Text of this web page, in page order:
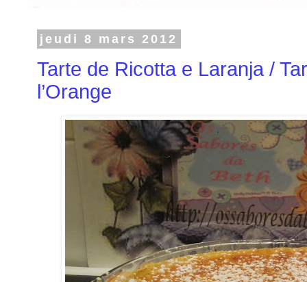
jeudi 8 mars 2012
Tarte de Ricotta e Laranja /
l’Orange